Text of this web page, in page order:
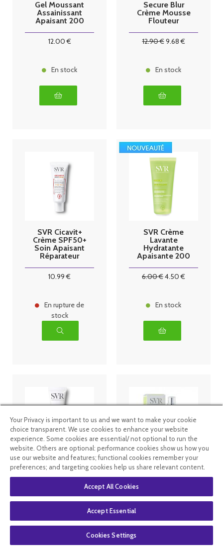
Gel Moussant
Assainissant
Apaisant 200
12.00€
En stock
Secure Blur
Crème Mousse
Flouteur
12.90€9.68€
En stock
SVR Cicavit+
Crème SPF50+
Soin Apaisant
Réparateur
10.99 €
En rupture de
stock
SVR Crème
Lavante
Hydratante
Apaisante 200
6.00€4.50 €
En stock
Anti gaspi
05/26 Svr
Cicapeel Stop
Bouton Anti-
SVR Sebiaclear
sérum 30ml
Your Privacy is important to us and we want to make your cookie
choice transparent. We use cookies to enhance your website
experience. Some cookies are essential/ not optional to run the
website. Others are optional: performance cookies show us how you
use our website and features; functional cookies remember your
preferences; and targeting cookies help us share relevant content.
Accept All Cookies
Accept Essential
Cookies Settings